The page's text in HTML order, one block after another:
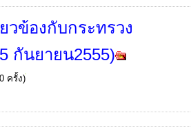
วข้องกับกระทรวง
กันยายน2555)
ครั้ง)